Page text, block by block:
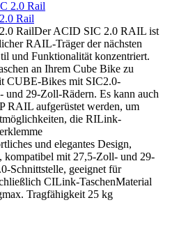
Rail
RailDer ACID SIC 2.0 RAIL ist
RAIL-Träger der nächsten
und Funktionalität konzentriert.
an Ihrem Cube Bike zu
CUBE-Bikes mit SIC2.0-
und 29-Zoll-Rädern. Es kann auch
RAIL aufgerüstet werden, um
die RILink-
und elegantes Design,
kompatibel mit 27,5-Zoll- und 29-
Schnittstelle, geeignet für
CILink-TaschenMaterial
Tragfähigkeit 25 kg